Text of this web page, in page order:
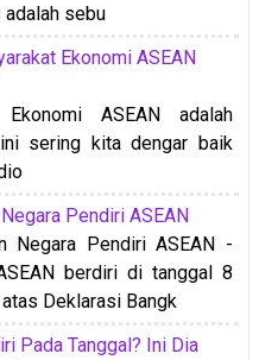
sebu
Ekonomi ASEAN
Ekonomi ASEAN adalah
sering kita dengar baik
Pendiri ASEAN
Negara Pendiri ASEAN -
berdiri di tanggal 8
Deklarasi Bangk
Pada Tanggal? Ini Dia